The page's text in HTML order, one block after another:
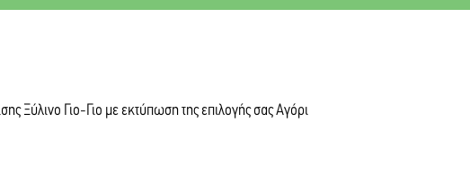
Ξύλινο Γιο-Γιο με εκτύπωση της επιλογής σας Αγόρι